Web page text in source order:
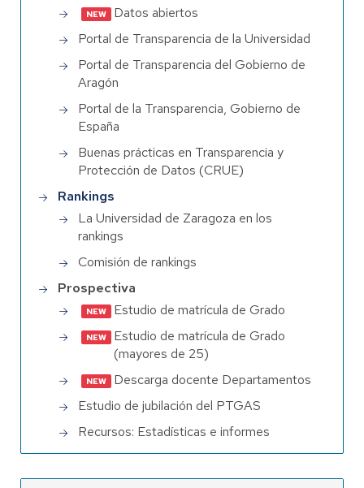
Datos abiertos
Portal de Transparencia de la Universidad
Portal de Transparencia del Gobierno de
Aragón
Portal de la Transparencia, Gobierno de
España
Buenas prácticas en Transparencia y
Protección de Datos (CRUE)
Rankings
La Universidad de Zaragoza en los
rankings
Comisión de rankings
Prospectiva
Estudio de matrícula de Grado
Estudio de matrícula de Grado
(mayores de 25)
Descarga docente Departamentos
Estudio de jubilación del PTGAS
Recursos: Estadísticas e informes